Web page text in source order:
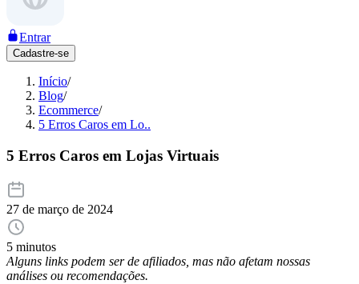
Entrar
Cadastre-se
Início/
Blog/
Ecommerce/
5 Erros Caros em Lo..
5 Erros Caros em Lojas Virtuais
27 de março de 2024
5 minutos
Alguns links podem ser de afiliados, mas não afetam nossas
análises ou recomendações.